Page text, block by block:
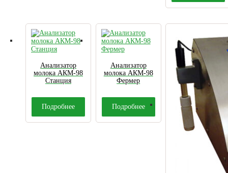
Анализатор
молока АКМ-98
Станция
Подробнее
Анализатор
молока АКМ-98
Фермер
Подробнее